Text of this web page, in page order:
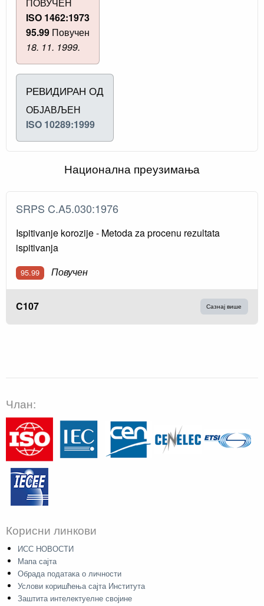
ПОВУЧЕН
ISO 1462:1973
95.99 Повучен
18. 11. 1999.
РЕВИДИРАН ОД
ОБЈАВЉЕН
ISO 10289:1999
Национална преузимања
SRPS C.A5.030:1976
Ispitivanje korozije - Metoda za procenu rezultata
ispitivanja
95.99 Повучен
C107 Сазнај више
Члан:
Корисни линкови
ИСС НОВОСТИ
Мапа сајта
Обрада података о личности
Услови коришћења сајта Института
Заштита интелектуелне својине